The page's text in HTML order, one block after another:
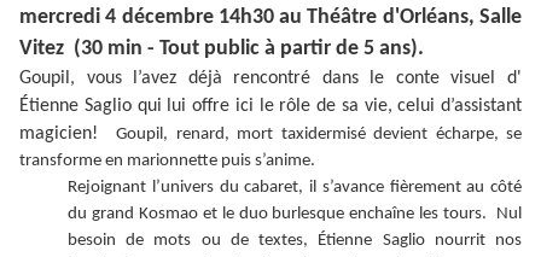
mercredi 4 décembre 14h30 auThéâtre d'Orléans, Salle
Vitez (30 min - Tout public à partir de 5 ans).
Goupil, vous l’avez déjà rencontré dans le conte visuel d'
Étienne Saglio qui lui offre ici le rôle de sa vie, celui d’assistant
magicien! Goupil, renard, mort taxidermisé devient écharpe, se
transforme en marionnette puis s’anime.
Rejoignant l’univers du cabaret, il s’avance fièrement au côté
du grand Kosmao et le duo burlesque enchaîne les tours. Nul
besoin de mots ou de textes, Étienne Saglio nourrit nos